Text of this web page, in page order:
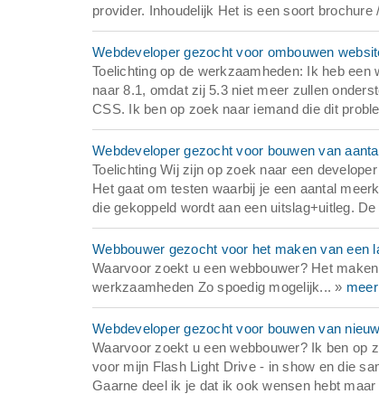
provider. Inhoudelijk Het is een soort
Webdeveloper gezocht voor ombouwen
Toelichting op de werkzaamheden: Ik heb
naar 8.1, omdat zij 5.3 niet meer zullen
CSS. Ik ben op zoek naar iemand die dit
Webdeveloper gezocht voor bouwen van
Toelichting Wij zijn op zoek naar een
Het gaat om testen waarbij je een aantal
die gekoppeld wordt aan een uitslag+uitleg.
Webbouwer gezocht voor het maken van een
Waarvoor zoekt u een webbouwer? Het
werkzaamheden Zo spoedig mogelijk... » meer
Webdeveloper gezocht voor bouwen van
Waarvoor zoekt u een webbouwer? Ik ben op
voor mijn Flash Light Drive - in show en die
Gaarne deel ik je dat ik ook wensen hebt